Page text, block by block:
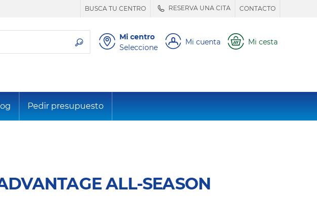
BUSCA TU CENTRO RESERVA UNA CITA CONTACTO
Mi centro
Seleccione
Mi cuenta Mi cesta
Pedir presupuesto
ALL-SEASON